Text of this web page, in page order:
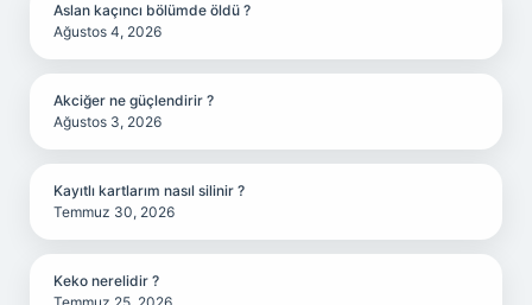
Aslan kaçıncı bölümde öldü ?
Ağustos 4, 2026
Akciğer ne güçlendirir ?
Ağustos 3, 2026
Kayıtlı kartlarım nasıl silinir ?
Temmuz 30, 2026
Keko nerelidir ?